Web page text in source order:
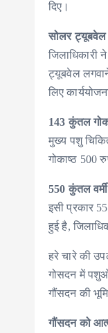
दिए।
सोलर ट्यूबवेल
जिलाधिकारी
ट्यूबवेल
लिए
143 कुंतल
मुख्य पशु
गोकाष्ठ 500
550 कुंतल
इसी प्रकार
हुई है,
हरे चारे की
गोसदन में पशुओं
गौंसदन की
गौंसदन को